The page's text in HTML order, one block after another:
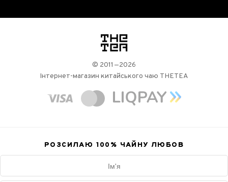
логотип
© 2011—2026
Інтернет-магазин китайського чаю THETEA
РОЗСИЛАЮ 100% ЧАЙНУ ЛЮБОВ